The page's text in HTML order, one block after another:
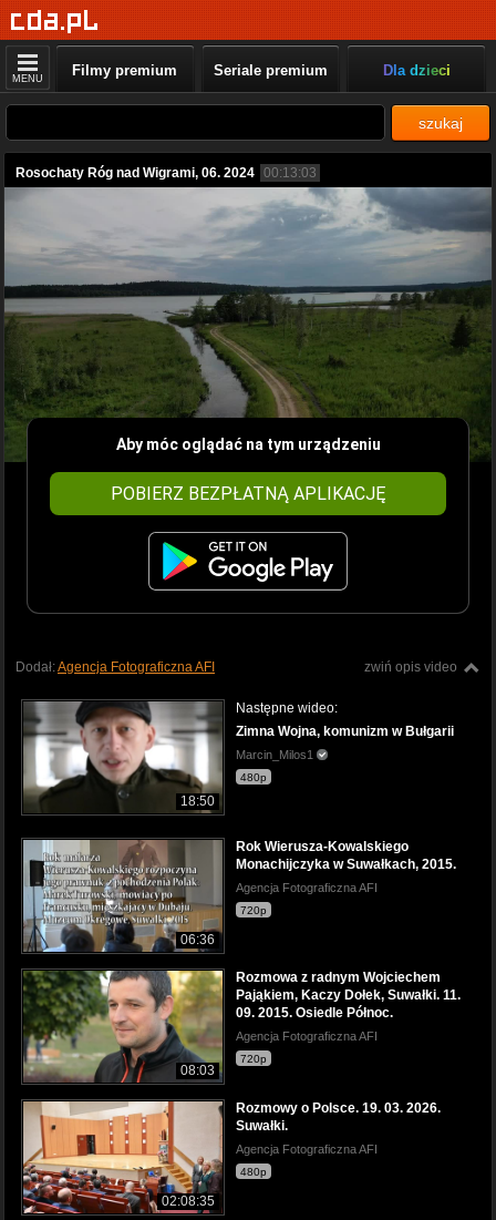
MENU Filmy premium Seriale premium Dla dzieci
szukaj
Rosochaty Róg nad Wigrami, 06. 2024 00:13:03
Aby móc oglądać na tym urządzeniu
POBIERZ BEZPŁATNĄ APLIKACJĘ
zwiń opis video
Dodał:Agencja Fotograficzna AFI
18:50
Następne wideo:
Zimna Wojna, komunizm w Bułgarii
Marcin_Milos1
480p
06:36
Rok Wierusza-Kowalskiego
Monachijczyka w Suwałkach, 2015.
Agencja Fotograficzna AFI
720p
08:03
Rozmowa z radnym Wojciechem
Pająkiem, Kaczy Dołek, Suwałki. 11.
09. 2015. Osiedle Północ.
Agencja Fotograficzna AFI
720p
02:08:35
Rozmowy o Polsce. 19. 03. 2026.
Suwałki.
Agencja Fotograficzna AFI
480p